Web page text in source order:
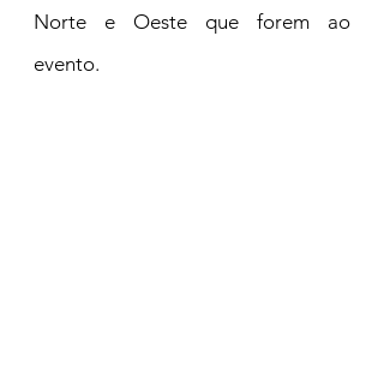
Norte e Oeste que forem ao
evento.